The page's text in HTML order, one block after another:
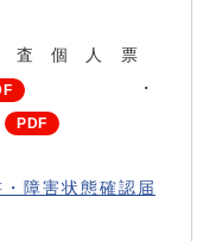
査個人票
・
障害状態確認届